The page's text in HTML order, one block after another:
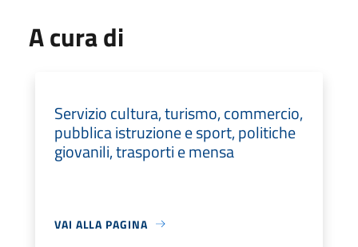
A cura di
Servizio cultura, turismo, commercio,
pubblica istruzione e sport, politiche
giovanili, trasporti e mensa
VAI ALLA PAGINA